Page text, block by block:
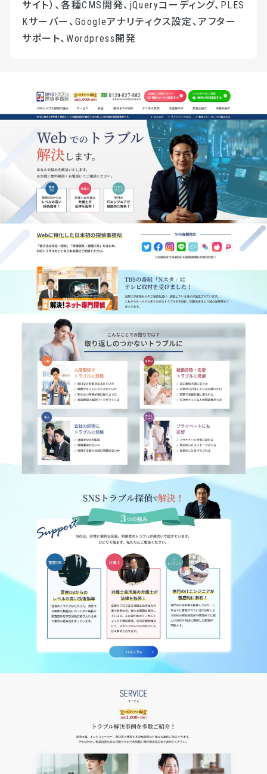
サイト）、各種CMS開発、jQueryコーディング、PLES
Kサーバー、Googleアナリティクス設定、アフター
サポート、Wordpress開発